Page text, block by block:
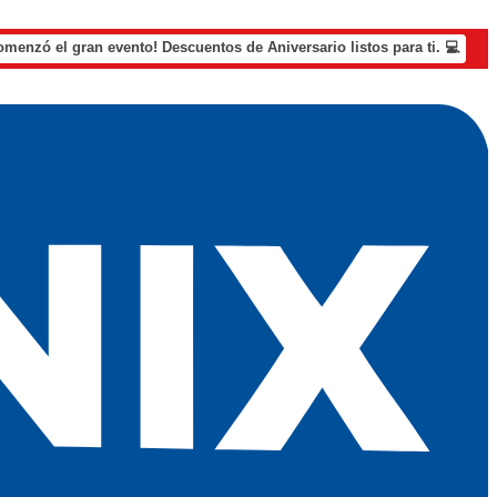
el gran evento! Descuentos de Aniversario listos para ti. 💻